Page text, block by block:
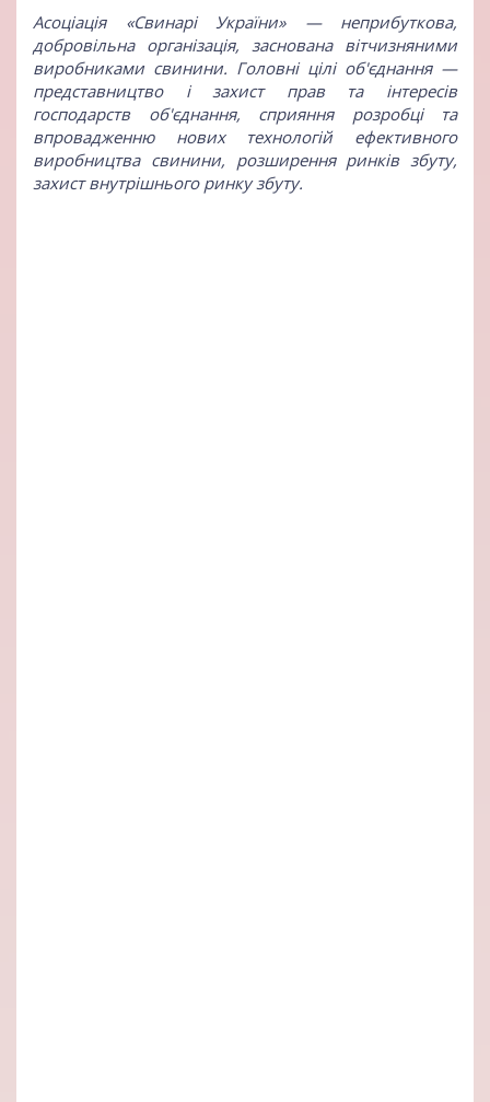
Асоціація «Свинарі України» — неприбуткова,
добровільна організація, заснована вітчизняними
виробниками свинини. Головні цілі об'єднання —
представництво і захист прав та інтересів
господарств об'єднання, сприяння розробці та
впровадженню нових технологій ефективного
виробництва свинини, розширення ринків збуту,
захист внутрішнього ринку збуту.